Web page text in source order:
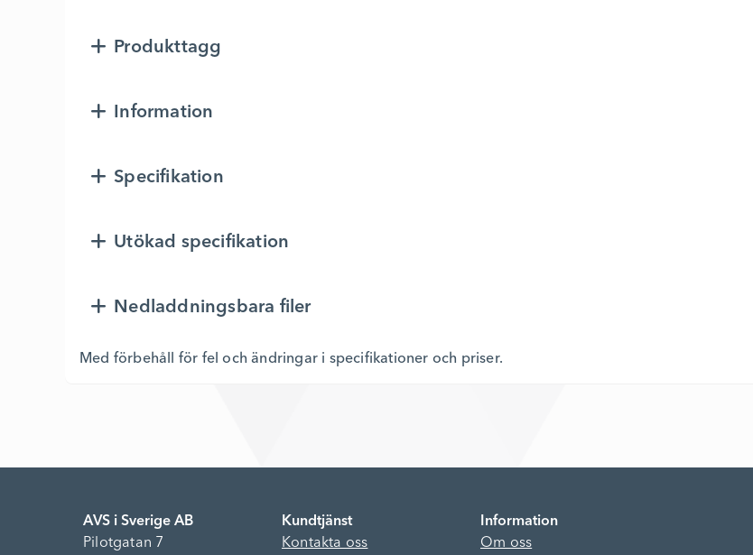
Produkttagg
Information
Specifikation
Utökad specifikation
Nedladdningsbara filer
Med förbehåll för fel och ändringar i specifikationer och priser.
AVS i Sverige AB
Pilotgatan 7
Kundtjänst
Kontakta oss
Information
Om oss